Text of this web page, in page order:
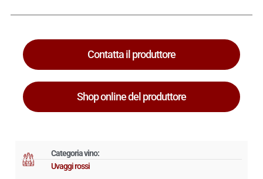
Categoria vino:
Uvaggi rossi
Contatta il produttore
Shop online del produttore